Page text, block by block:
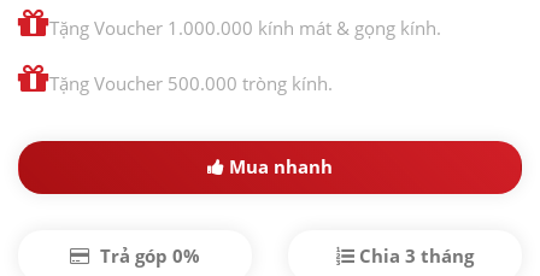
Tặng Voucher 1.000.000 kính mát & gọng kính.
Tặng Voucher 500.000 tròng kính.
Mua nhanh
Trả góp 0% Chia 3 tháng